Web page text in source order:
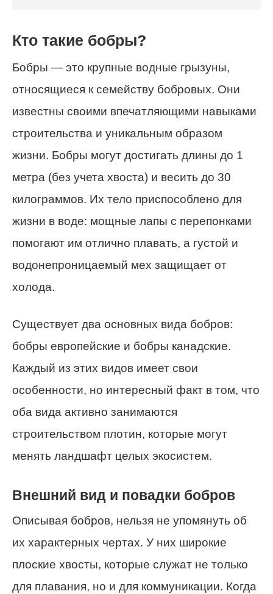
Кто такие бобры?
Бобры — это крупные водные грызуны,
относящиеся к семейству бобровых. Они
известны своими впечатляющими навыками
строительства и уникальным образом
жизни. Бобры могут достигать длины до 1
метра (без учета хвоста) и весить до 30
килограммов. Их тело приспособлено для
жизни в воде: мощные лапы с перепонками
помогают им отлично плавать, а густой и
водонепроницаемый мех защищает от
холода.
Существует два основных вида бобров:
бобры европейские и бобры канадские.
Каждый из этих видов имеет свои
особенности, но интересный факт в том, что
оба вида активно занимаются
строительством плотин, которые могут
менять ландшафт целых экосистем.
Внешний вид и повадки бобров
Описывая бобров, нельзя не упомянуть об
их характерных чертах. У них широкие
плоские хвосты, которые служат не только
для плавания, но и для коммуникации. Когда